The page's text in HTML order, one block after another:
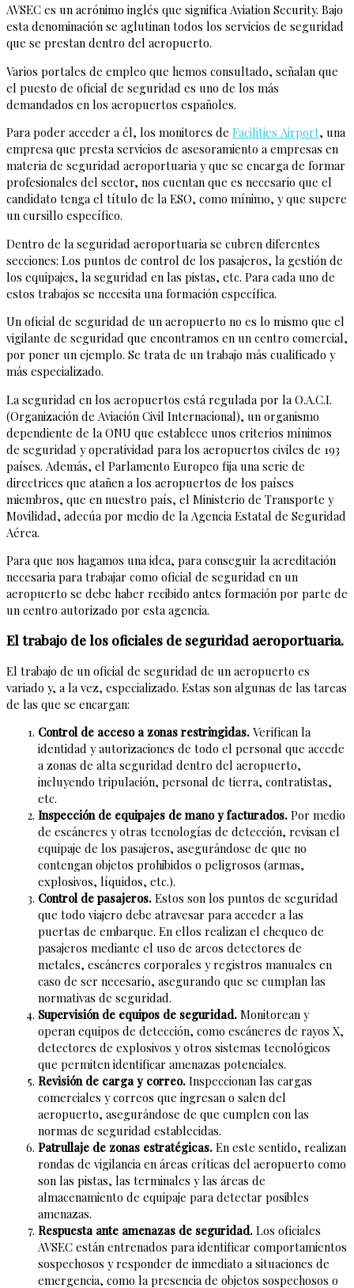
AVSEC es un acrónimo inglés que significa Aviation Security. Bajo
esta denominación se aglutinan todos los servicios de seguridad
que se prestan dentro del aeropuerto.
Varios portales de empleo que hemos consultado, señalan que
el puesto de oficial de seguridad es uno de los más
demandados en los aeropuertos españoles.
Para poder acceder a él, los monitores de Facilities Airport, una
empresa que presta servicios de asesoramiento a empresas en
materia de seguridad aeroportuaria y que se encarga de formar
profesionales del sector, nos cuentan que es necesario que el
candidato tenga el título de la ESO, como mínimo, y que supere
un cursillo específico.
Dentro de la seguridad aeroportuaria se cubren diferentes
secciones: Los puntos de control de los pasajeros, la gestión de
los equipajes, la seguridad en las pistas, etc. Para cada uno de
estos trabajos se necesita una formación específica.
Un oficial de seguridad de un aeropuerto no es lo mismo que el
vigilante de seguridad que encontramos en un centro comercial,
por poner un ejemplo. Se trata de un trabajo más cualificado y
más especializado.
La seguridad en los aeropuertos está regulada por la O.A.C.I.
(Organización de Aviación Civil Internacional), un organismo
dependiente de la ONU que establece unos criterios mínimos
de seguridad y operatividad para los aeropuertos civiles de 193
países. Además, el Parlamento Europeo fija una serie de
directrices que atañen a los aeropuertos de los países
miembros, que en nuestro país, el Ministerio de Transporte y
Movilidad, adecúa por medio de la Agencia Estatal de Seguridad
Aérea.
Para que nos hagamos una idea, para conseguir la acreditación
necesaria para trabajar como oficial de seguridad en un
aeropuerto se debe haber recibido antes formación por parte de
un centro autorizado por esta agencia.
El trabajo de los oficiales de seguridad aeroportuaria.
El trabajo de un oficial de seguridad de un aeropuerto es
variado y, a la vez, especializado. Estas son algunas de las tareas
de las que se encargan:
Control de acceso a zonas restringidas. Verifican la
identidad y autorizaciones de todo el personal que accede
a zonas de alta seguridad dentro del aeropuerto,
incluyendo tripulación, personal de tierra, contratistas,
etc.
Inspección de equipajes de mano y facturados. Por medio
de escáneres y otras tecnologías de detección, revisan el
equipaje de los pasajeros, asegurándose de que no
contengan objetos prohibidos o peligrosos (armas,
explosivos, líquidos, etc.).
Control de pasajeros. Estos son los puntos de seguridad
que todo viajero debe atravesar para acceder a las
puertas de embarque. En ellos realizan el chequeo de
pasajeros mediante el uso de arcos detectores de
metales, escáneres corporales y registros manuales en
caso de ser necesario, asegurando que se cumplan las
normativas de seguridad.
Supervisión de equipos de seguridad. Monitorean y
operan equipos de detección, como escáneres de rayos X,
detectores de explosivos y otros sistemas tecnológicos
que permiten identificar amenazas potenciales.
Revisión de carga y correo. Inspeccionan las cargas
comerciales y correos que ingresan o salen del
aeropuerto, asegurándose de que cumplen con las
normas de seguridad establecidas.
Patrullaje de zonas estratégicas. En este sentido, realizan
rondas de vigilancia en áreas críticas del aeropuerto como
son las pistas, las terminales y las áreas de
almacenamiento de equipaje para detectar posibles
amenazas.
Respuesta ante amenazas de seguridad. Los oficiales
AVSEC están entrenados para identificar comportamientos
sospechosos y responder de inmediato a situaciones de
emergencia, como la presencia de objetos sospechosos o